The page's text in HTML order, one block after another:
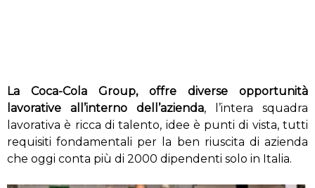
La Coca-Cola Group, offre diverse opportunità
lavorative all’interno dell’azienda, l’intera squadra
lavorativa è ricca di talento, idee è punti di vista, tutti
requisiti fondamentali per la ben riuscita di azienda
che oggi conta più di 2000 dipendenti solo in Italia.